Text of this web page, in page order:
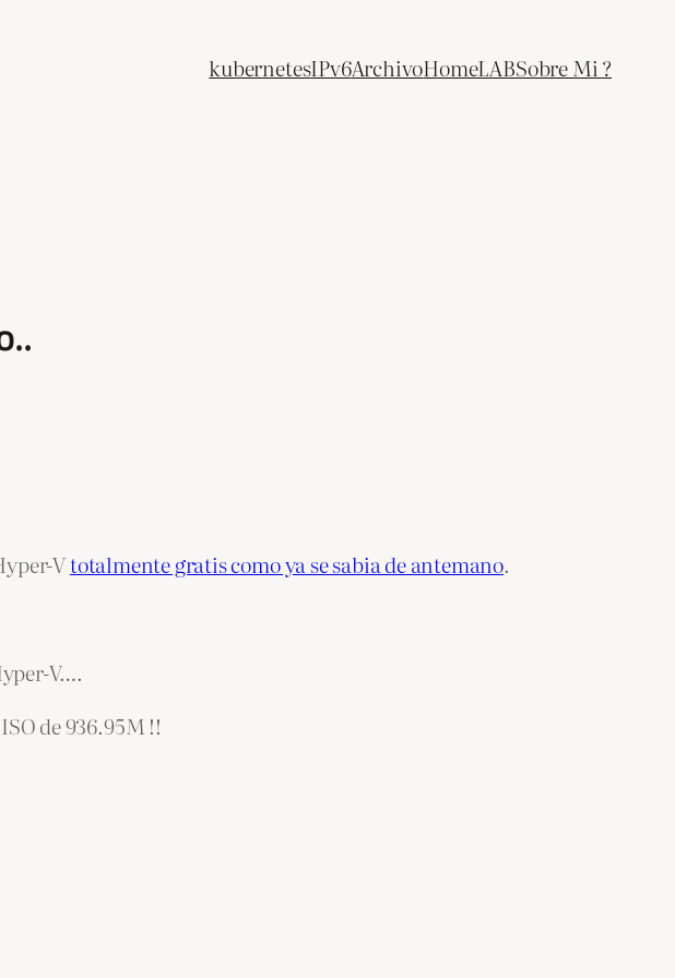
kubernetesIPv6ArchivoHomeLABSobre Mi ?
Vtotalmente gratis como ya se sabia de antemano.
V….
de 936.95M !!